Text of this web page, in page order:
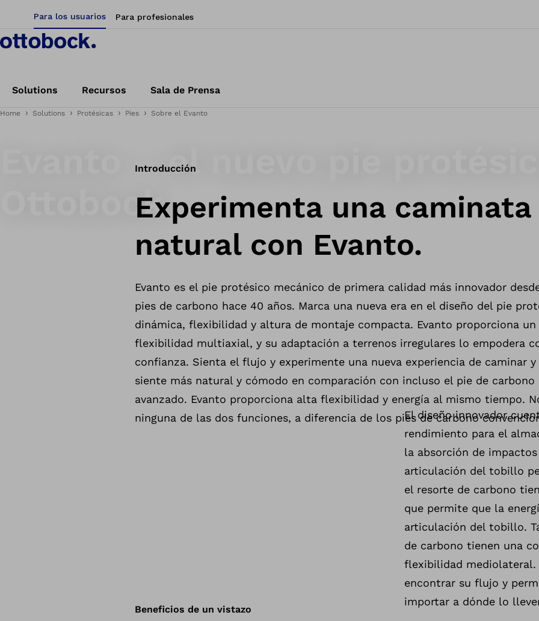
Para los usuarios Para profesionales
Solutions Recursos Sala de Prensa
Home Solutions Protésicas Pies Sobre el Evanto
Evanto – el nuevo pie
Ottobock
Introducción
Experimenta una caminata
natural con Evanto.
Evanto es el pie protésico mecánico de primera calidad más innovador
pies de carbono hace 40 años. Marca una nueva era en el diseño del pie
dinámica, flexibilidad y altura de montaje compacta. Evanto proporciona
flexibilidad multiaxial, y su adaptación a terrenos irregulares lo empodera
confianza. Sienta el flujo y experimente una nueva experiencia de caminar
siente más natural y cómodo en comparación con incluso el pie de carbono
avanzado. Evanto proporciona alta flexibilidad y energía al mismo tiempo.
ninguna de las dos funciones, a diferencia de los pies de carbono
El diseño innovador
rendimiento para el
la absorción de
articulación del tobillo
el resorte de carbono
que permite que la
articulación del tobillo.
de carbono tienen una
flexibilidad mediolateral.
encontrar su flujo y
importar a dónde lo
Beneficios de un vistazo